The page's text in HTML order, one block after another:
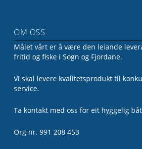
OM OSS
Målet vårt er å være den leiande
fritid og fiske i Sogn og Fjordane.
Vi skal levere kvalitetsprodukt til
service.
Ta kontakt med oss for eit hyggelig
Org nr. 991 208 453